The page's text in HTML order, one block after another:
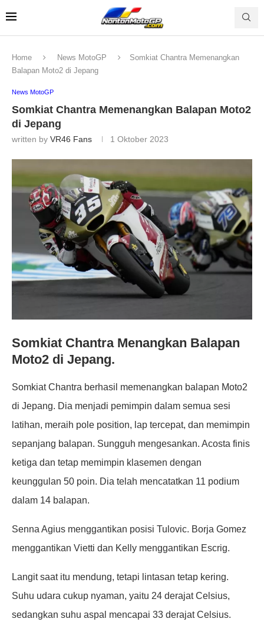
Home News MotoGP
Somkiat Chantra Memenangkan
Balapan Moto2 di Jepang
News MotoGP
Somkiat Chantra Memenangkan Balapan Moto2
di Jepang
written by VR46 Fans 1 Oktober 2023
Somkiat Chantra Menangkan Balapan
Moto2 di Jepang.
Somkiat Chantra berhasil memenangkan balapan Moto2
di Jepang. Dia menjadi pemimpin dalam semua sesi
latihan, meraih pole position, lap tercepat, dan memimpin
sepanjang balapan. Sungguh mengesankan. Acosta finis
ketiga dan tetap memimpin klasemen dengan
keunggulan 50 poin. Dia telah mencatatkan 11 podium
dalam 14 balapan.
Senna Agius menggantikan posisi Tulovic. Borja Gomez
menggantikan Vietti dan Kelly menggantikan Escrig.
Langit saat itu mendung, tetapi lintasan tetap kering.
Suhu udara cukup nyaman, yaitu 24 derajat Celsius,
sedangkan suhu aspal mencapai 33 derajat Celsius.